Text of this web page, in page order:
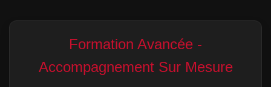
Formation Avancée -
Accompagnement Sur Mesure